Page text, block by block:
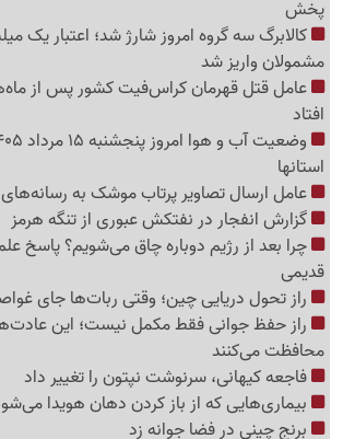
پخش
کالابرگ سه گروه امروز شارژ شد؛ اعتبار یک
مشمولان واریز شد
عامل قتل قهرمان کراس‌فیت کشور پس از
افتاد
استانها
عامل ارسال تصاویر پرتاب موشک به
گزارش انفجار در نفتکش عبوری از تنگه هرمز
چرا بعد از رژیم دوباره چاق می‌شویم؟ پاسخ
قدیمی
راز تحول دریایی چین؛ وقتی ربات‌ها جای
راز حفظ جوانی فقط مکمل نیست؛ این
محافظت می‌کنند
فاجعه کیهانی، سرنوشت نپتون را تغییر داد
بیماری‌هایی که از باز کردن دهان هویدا
برنج چینی در فضا جوانه زد